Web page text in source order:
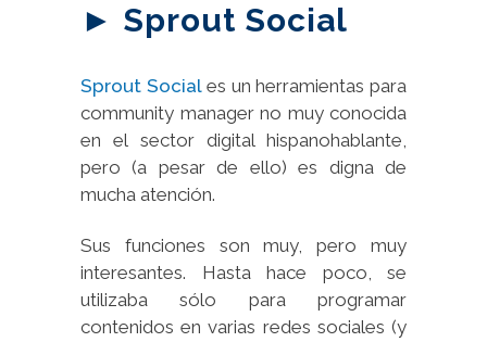
► Sprout Social
Sprout Sociales un herramientas para
community manager no muy conocida
en el sector digital hispanohablante,
pero (a pesar de ello) es digna de
mucha atención.
Sus funciones son muy, pero muy
interesantes. Hasta hace poco, se
utilizaba sólo para programar
contenidos en varias redes sociales (y